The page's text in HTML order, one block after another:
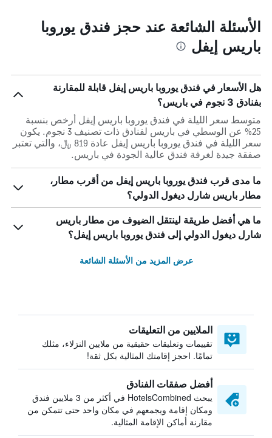
الأسئلة الشائعة عند حجز فندق يوروبا
باريس إيفل
هل الأسعار في فندق يوروبا باريس إيفل قابلة للمقارنة
بفنادق 3 نجوم في باريس؟
متوسط سعر الليلة في فندق يوروبا باريس إيفل أرخص بنسبة
25% عن الوسطي في باريس لفنادق ذات تصنيف 3 نجوم. يكون
سعر الليلة في فندق يوروبا باريس إيفل عادة 819 ﷼، والتي تعتبر
صفقة جيدة لغرفة فندق عالية الجودة في باريس.
ما مدى قرب فندق يوروبا باريس إيفل من أقرب مطار،
مطار باريس شارل ديغول الدولي؟
ما هي أفضل طريقة لينتقل الضيوف من مطار باريس
شارل ديغول الدولي إلى فندق يوروبا باريس إيفل؟
عرض المزيد من الأسئلة الشائعة
الملايين من التعليقات
تقييمات وتعليقات حقيقية من ملايين النزلاء، مثلك
تمامًا. احجز إقامتك المثالية بكل ثقة!
أفضل صفقات الفنادق
يبحث HotelsCombined في أكثر من 3 ملايين فندق
ومكان إقامة ويجمعهم في مكان واحد حتى تتمكن من
مقارنة أماكن الإقامة المثالية.